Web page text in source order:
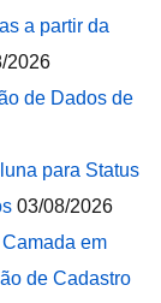
a partir da
2026
de Dados de
para Status
03/08/2026
em
de Cadastro